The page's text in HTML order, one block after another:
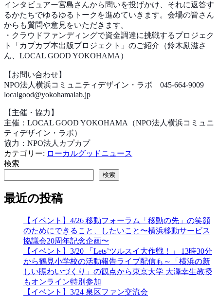
インタビュアー宮島さんから問いを投げかけ、それに返答す
るかたちでゆるゆるトークを進めていきます。会場の皆さん
からも質問や意見をいただきます。
・クラウドファンディングで資金調達に挑戦するプロジェク
ト「カプカプ本出版プロジェクト」のご紹介（鈴木励滋さ
ん、LOCAL GOOD YOKOHAMA）
【お問い合わせ】
NPO法人横浜コミュニティデザイン・ラボ 045-664-9009
localgood@yokohamalab.jp
【主催・協力】
主催：LOCAL GOOD YOKOHAMA（NPO法人横浜コミュニ
ティデザイン・ラボ）
協力：NPO法人カプカプ
カテゴリー: ローカルグッドニュース
検索
検索
最近の投稿
【イベント】4/26 移動フォーラム「移動の先」の笑顔
のためにできること、したいこと〜横浜移動サービス
協議会20周年記念企画〜
【イベント】3/20 「Lets’ツルスイ大作戦！」 13時30分
から鶴見小学校の活動報告ライブ配信も～「横浜の新
しい賑わいづくり」の観点から東京大学 大澤幸生教授
もオンライン特別参加
【イベント】3/24 泉区ファン交流会